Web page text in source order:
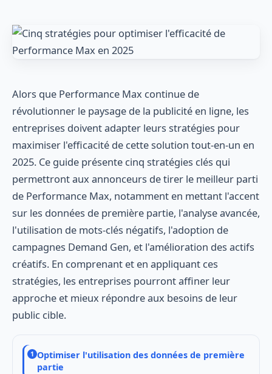
Alors que Performance Max continue de
révolutionner le paysage de la publicité en ligne, les
entreprises doivent adapter leurs stratégies pour
maximiser l'efficacité de cette solution tout-en-un en
2025. Ce guide présente cinq stratégies clés qui
permettront aux annonceurs de tirer le meilleur parti
de Performance Max, notamment en mettant l'accent
sur les données de première partie, l'analyse avancée,
l'utilisation de mots-clés négatifs, l'adoption de
campagnes Demand Gen, et l'amélioration des actifs
créatifs. En comprenant et en appliquant ces
stratégies, les entreprises pourront affiner leur
approche et mieux répondre aux besoins de leur
public cible.
Optimiser l'utilisation des données de première
partie